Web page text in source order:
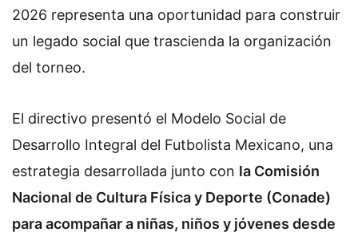
2026 representa una oportunidad para construir
un legado social que trascienda la organización
del torneo.
El directivo presentó el Modelo Social de
Desarrollo Integral del Futbolista Mexicano, una
estrategia desarrollada junto con la Comisión
Nacional de Cultura Física y Deporte (Conade)
para acompañar a niñas, niños y jóvenes desde